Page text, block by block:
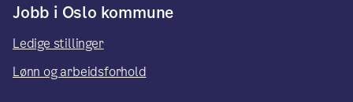
Jobb i Oslo kommune
Ledige stillinger
Lønn og arbeidsforhold